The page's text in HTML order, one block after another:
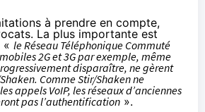
à prendre en compte,
La plus importante est
« le Réseau Téléphonique Commuté
2G et 3G par exemple, même
disparaître, ne gèrent
Comme Stir/Shaken ne
appels VoIP, les réseaux d’anciennes
pas l’authentification ».